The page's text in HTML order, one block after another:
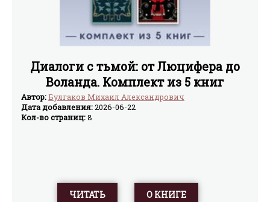
Диалоги с тьмой: от Люцифера до
Воланда. Комплект из 5 книг
Автор:Булгаков Михаил Александрович
Дата добавления:2026-06-22
Кол-во страниц:8
ЧИТАТЬ О КНИГЕ